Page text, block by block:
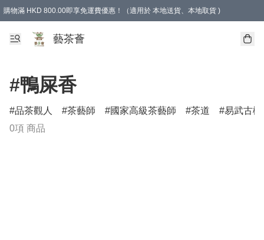
購物滿 HKD 800.00即享免運費優惠！（適用於 本地送貨、本地取貨 )
藝茶薈
#鴨屎香
品茶觀人 茶藝師 國家高級茶藝師 茶道
易武古樹
0項 商品